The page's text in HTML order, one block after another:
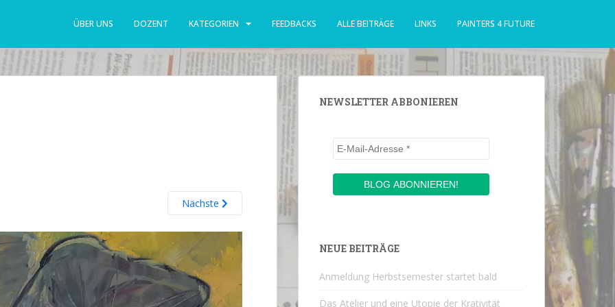
ÜBER UNS DOZENT KATEGORIEN FEEDBACKS ALLE BEITRÄGE LINKS PAINTERS 4 FUTURE
Nächste
NEWSLETTER ABBONIEREN
NEUE BEITRÄGE
Anmeldung Herbstsemester startet bald
Das Atelier und eine Utopie der Krativität